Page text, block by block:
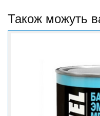
Також можуть